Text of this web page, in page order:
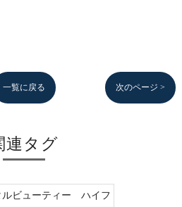
一覧に戻る 次のページ >
連タグ
ビューティー ハイフ